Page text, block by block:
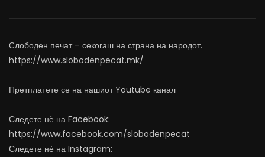
Слободен печат – секогаш на страна на народот.
https://www.slobodenpecat.mk/
Претплатете се на нашиот Youtube канал
Следете нѐ на Facebook:
https://www.facebook.com/slobodenpecat
Следете нѐ на Instagram: